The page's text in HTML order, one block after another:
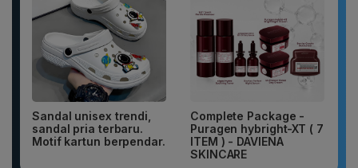
Sandal unisex trendi,
sandal pria terbaru.
Motif kartun berpendar.
Complete Package -
Puragen hybright-XT ( 7
ITEM ) - DAVIENA
SKINCARE